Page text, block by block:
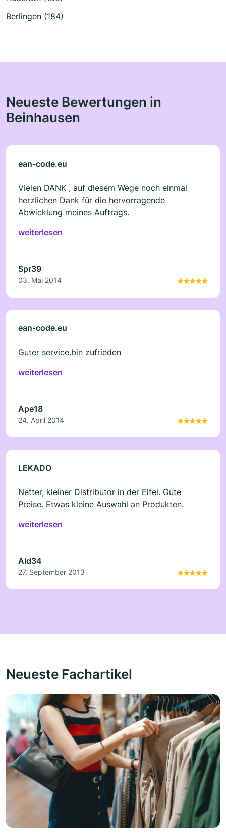
Berlingen (184)
Neueste Bewertungen in
Beinhausen
ean-code.eu
Vielen DANK , auf diesem Wege noch einmal
herzlichen Dank für die hervorragende
Abwicklung meines Auftrags.
weiterlesen
Spr39
03. Mai 2014
ean-code.eu
Guter service.bin zufrieden
weiterlesen
Ape18
24. April 2014
LEKADO
Netter, kleiner Distributor in der Eifel. Gute
Preise. Etwas kleine Auswahl an Produkten.
weiterlesen
Ald34
27. September 2013
Neueste Fachartikel